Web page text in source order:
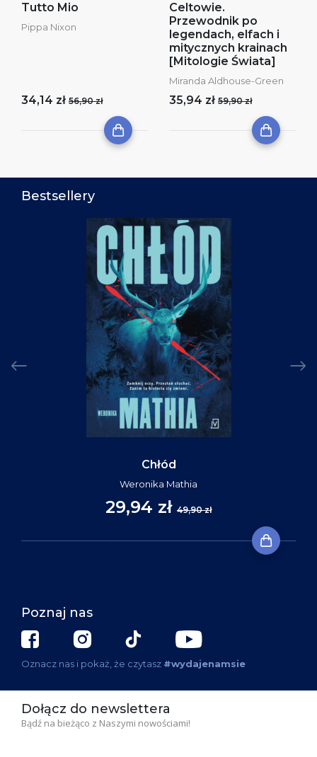
Tutto Mio
Pippa Nixon
34,14 zł 56,90 zł
Celtowie.
Przewodnik po
legendach, elfach i
mitycznych krainach
[Mitologie Świata]
Miranda Aldhouse-Green
35,94 zł 59,90 zł
Bestsellery
Chłód
Weronika Mathia
29,94 zł 49,90 zł
Poznaj nas
Oznacz nas i pokaż, że czytasz #wydajenamsie
Dołącz do newslettera
Bądź na bieżąco z Naszymi nowościami!